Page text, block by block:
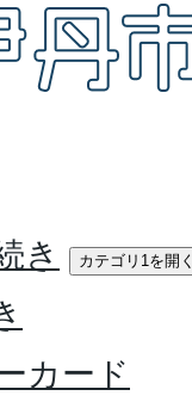
き カテゴリ1を開く
カード